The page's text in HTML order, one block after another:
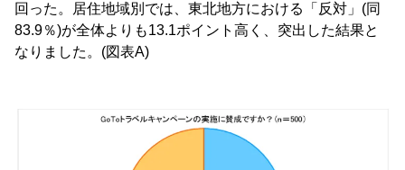
回った。居住地域別では、東北地方における「反対」(同
83.9％)が全体よりも13.1ポイント高く、突出した結果と
なりました。(図表A)